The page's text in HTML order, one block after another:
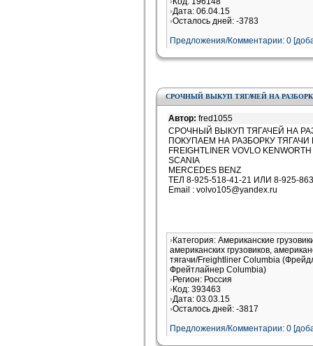
Дата: 06.04.15
Осталось дней: -3783
Предложения/Комментарии: 0
СРОЧНЫЙ ВЫКУП ТЯГАЧЕЙ НА
Автор: fred1055
СРОЧНЫЙ ВЫКУП ТЯГАЧЕЙ НА
ПОКУПАЕМ НА РАЗБОРКУ ТЯГАЧИ
FREIGHTLINER VOVLO
SCANIA
MERCEDES BENZ
ТЕЛ 8-925-518-41-21 ИЛИ 8-925-
Email : volvo105@yandex.ru
Категория: Американские
американских грузовиков,
тягачи/Freightliner Columbia
Фрейтлайнер Columbia)
Регион: Россия
Код: 393463
Дата: 03.03.15
Осталось дней: -3817
Предложения/Комментарии: 0